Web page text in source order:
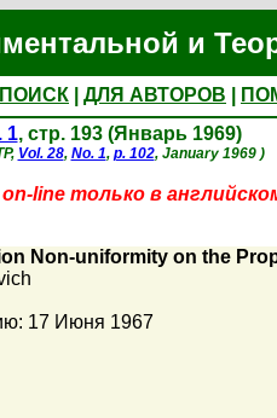
и
ПОИСК ДЛЯ АВТОРОВ
1, стр. 193 (Январь 1969)
Vol. 28, No. 1, p. 102, January 1969 )
line только в
Non-uniformity on the
17 Июня 1967